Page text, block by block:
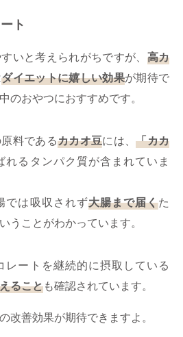
ト
いと考えられがちですが、 高カ
ダイエットに嬉しい効果が期待で
のおやつにおすすめです。
料であるカカオ豆には、「カカ
れるタンパク質が含まれていま
では吸収されず大腸まで届くた
うことがわかっています。
レートを継続的に摂取している
ることも確認されています。
改善効果が期待できますよ。